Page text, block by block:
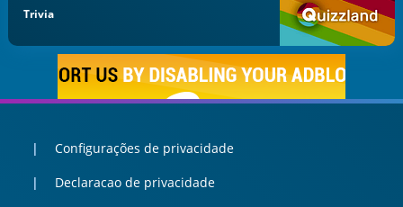
Trivia
Configurações de privacidade
Declaracao de privacidade